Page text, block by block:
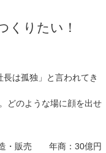
くりたい！
は孤独」と言われてき
どのような場に顔を出せ
・販売 年商： 30億円